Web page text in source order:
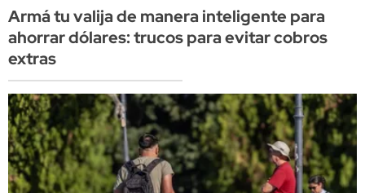
Armá tu valija de manera inteligente para
ahorrar dólares: trucos para evitar cobros
extras